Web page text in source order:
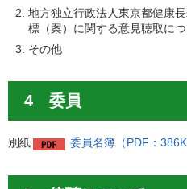
地方独立行政法人東京都健康
標（案）に関する意見聴取に
その他
4 委員
別紙 委員名簿（PDF：